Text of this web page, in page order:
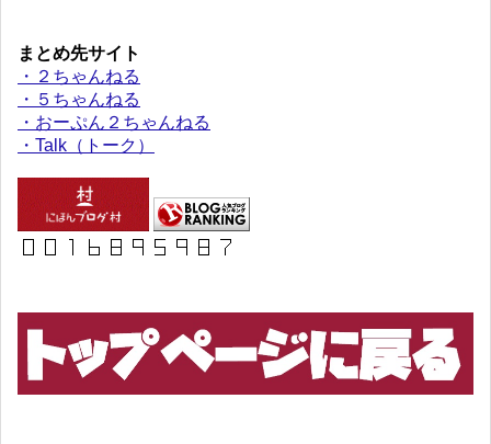
まとめ先サイト
・２ちゃんねる
・５ちゃんねる
・おーぷん２ちゃんねる
・Talk（トーク）